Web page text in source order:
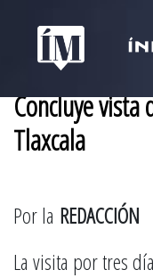
Concluye
Tlaxcala
Por la REDACCIÓN
La visita por tres